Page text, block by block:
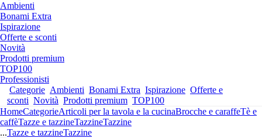
Ambienti
Bonami Extra
Ispirazione
Offerte e sconti
Novità
Prodotti premium
TOP100
Professionisti
Categorie Ambienti Bonami Extra Ispirazione Offerte e
sconti Novità Prodotti premium TOP100
HomeCategorieArticoli per la tavola e la cucinaBrocche e caraffeTè e
caffèTazze e tazzineTazzineTazzine
...Tazze e tazzineTazzine